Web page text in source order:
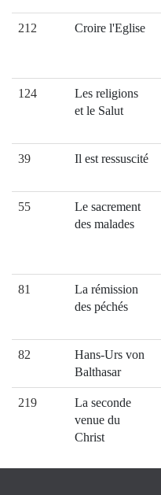
212 Croire l'Eglise
124
Les religions
et le Salut
39 Il est ressuscité
55
Le sacrement
des malades
81
La rémission
des péchés
82
Hans-Urs von
Balthasar
219
La seconde
venue du
Christ